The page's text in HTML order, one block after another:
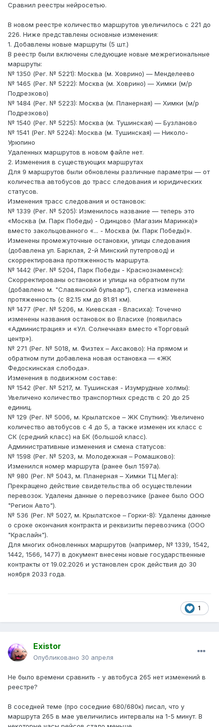
Сравнил реестры нейросетью.
В новом реестре количество маршрутов увеличилось с 221 до
226. Ниже представлены основные изменения:
1. Добавлены новые маршруты (5 шт.)
В реестр были включены следующие новые межрегиональные
маршруты:
№ 1350 (Рег. № 5221): Москва (м. Ховрино) — Менделеево
№ 1465 (Рег. № 5222): Москва (м. Ховрино) — Химки (м/р
Подрезково)
№ 1484 (Рег. № 5223): Москва (м. Планерная) — Химки (м/р
Подрезково)
№ 1540 (Рег. № 5225): Москва (м. Тушинская) — Бузланово
№ 1541 (Рег. № 5224): Москва (м. Тушинская) — Николо-
Урюпино
Удаленных маршрутов в новом файле нет.
2. Изменения в существующих маршрутах
Для 9 маршрутов были обновлены различные параметры — от
количества автобусов до трасс следования и юридических
статусов.
Изменения трасс следования и остановок:
№ 1339 (Рег. № 5205): Изменилось название — теперь это
«Москва (м. Парк Победы) - Одинцово (Магазин Маринка)»
вместо закольцованного «... - Москва (м. Парк Победы)».
Изменены промежуточные остановки, улицы следования
(добавлена ул. Барклая, 2-й Минский путепровод) и
скорректирована протяженность маршрута.
№ 1442 (Рег. № 5204, Парк Победы - Краснознаменск):
Скорректированы остановки и улицы на обратном пути
(добавлено м. "Славянский бульвар"), слегка изменена
протяженность (с 82.15 км до 81.81 км).
№ 1477 (Рег. № 5206, м. Киевская - Власиха): Точечно
изменены названия остановок во Власихе (появилась
«Администрация» и «Ул. Солнечная» вместо «Торговый
центр»).
№ 271 (Рег. № 5018, м. Физтех – Аксаково): На прямом и
обратном пути добавлена новая остановка — «ЖК
Федоскинская слобода».
Изменения в подвижном составе:
№ 1542 (Рег. № 5217, м. Тушинская - Изумрудные холмы):
Увеличено количество транспортных средств с 20 до 25
единиц.
№ 129 (Рег. № 5006, м. Крылатское – ЖК Спутник): Увеличено
количество автобусов с 4 до 5, а также изменен их класс с
СК (средний класс) на БК (большой класс).
Административные изменения и смена статусов:
№ 1598 (Рег. № 5203, м. Молодежная – Ромашково):
Изменился номер маршрута (ранее был 1597а).
№ 980 (Рег. № 5043, м. Планерная – Химки ТЦ Мега):
Прекращено действие свидетельства об осуществлении
перевозок. Удалены данные о перевозчике (ранее было ООО
"Регион Авто").
№ 536 (Рег. № 5027, м. Крылатское – Горки-8): Удалены данные
о сроке окончания контракта и реквизиты перевозчика (ООО
"Краслайн").
Для многих обновленных маршрутов (например, № 1339, 1542,
1442, 1566, 1477) в документ внесены новые государственные
контракты от 19.02.2026 и установлен срок действия до 30
ноября 2033 года.
1
Existor
Опубликовано 30 апреля
Не было времени сравнить - у автобуса 265 нет изменений в
реестре?
В соседней теме (про соседние 680/680к) писал, что у
маршрута 265 в мае увеличились интервалы на 1-5 минут. В